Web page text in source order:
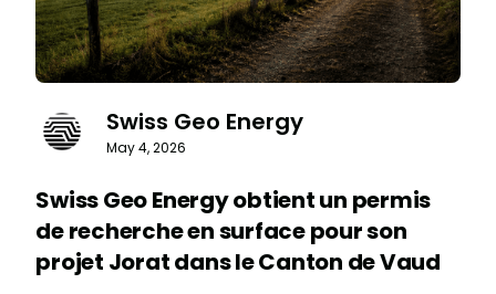
Swiss Geo Energy
May 4, 2026
Swiss Geo Energy obtient un permis
de recherche en surface pour son
projet Jorat dans le Canton de Vaud